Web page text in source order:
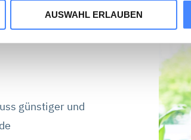
Cookies zu und erhalten auf Sie
Ihre Cookie-Informationen mit anderen
die Schaltflächen auch einzeln der
Schaltfläche genannten „Präferenzen“
AUSWAHL ERLAUBEN
günstiger und